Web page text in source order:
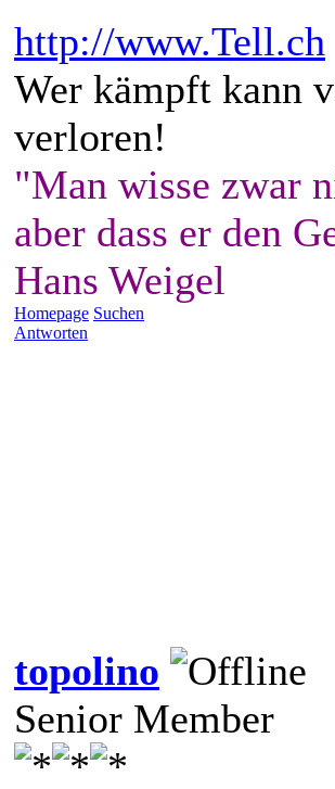
http://www.Tell.ch
Wer kämpft kann
verloren!
"Man wisse zwar
aber dass er den
Hans Weigel
Homepage Suchen
Antworten
topolino
Senior Member